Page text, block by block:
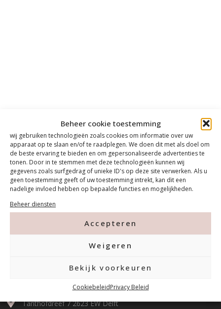
Beheer cookie toestemming
wij gebruiken technologieën zoals cookies om informatie over uw
apparaat op te slaan en/of te raadplegen. We doen dit met als doel om
de beste ervaring te bieden en om gepersonaliseerde advertenties te
tonen. Door in te stemmen met deze technologieën kunnen wij
gegevens zoals surfgedrag of unieke ID's op deze site verwerken. Als u
geen toestemming geeft of uw toestemming intrekt, kan dit een
nadelige invloed hebben op bepaalde functies en mogelijkheden.
Beheer diensten
Accepteren
Weigeren
Bekijk voorkeuren
CookiebeleidPrivacy Beleid
Tanthofdreef 7 2623 EW Delft